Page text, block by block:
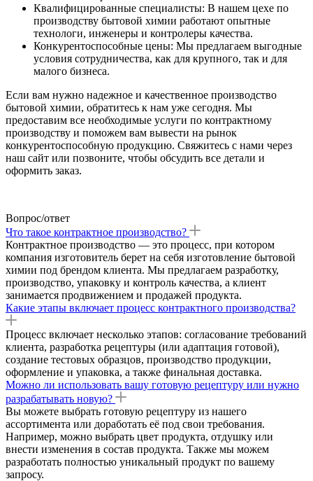
Квалифицированные специалисты: В нашем цехе по
производству бытовой химии работают опытные
технологи, инженеры и контролеры качества.
Конкурентоспособные цены: Мы предлагаем выгодные
условия сотрудничества, как для крупного, так и для
малого бизнеса.
Если вам нужно надежное и качественное производство
бытовой химии, обратитесь к нам уже сегодня. Мы
предоставим все необходимые услуги по контрактному
производству и поможем вам вывести на рынок
конкурентоспособную продукцию. Свяжитесь с нами через
наш сайт или позвоните, чтобы обсудить все детали и
оформить заказ.
Вопрос/ответ
Что такое контрактное производство?
Контрактное производство — это процесс, при котором
компания изготовитель берет на себя изготовление бытовой
химии под брендом клиента. Мы предлагаем разработку,
производство, упаковку и контроль качества, а клиент
занимается продвижением и продажей продукта.
Какие этапы включает процесс контрактного производства?
Процесс включает несколько этапов: согласование требований
клиента, разработка рецептуры (или адаптация готовой),
создание тестовых образцов, производство продукции,
оформление и упаковка, а также финальная доставка.
Можно ли использовать вашу готовую рецептуру или нужно
разрабатывать новую?
Вы можете выбрать готовую рецептуру из нашего
ассортимента или доработать её под свои требования.
Например, можно выбрать цвет продукта, отдушку или
внести изменения в состав продукта. Также мы можем
разработать полностью уникальный продукт по вашему
запросу.